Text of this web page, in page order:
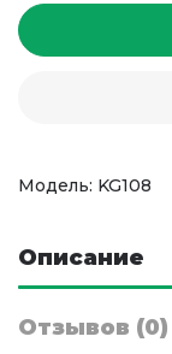
Модель: KG108
Описание
Отзывов (0)